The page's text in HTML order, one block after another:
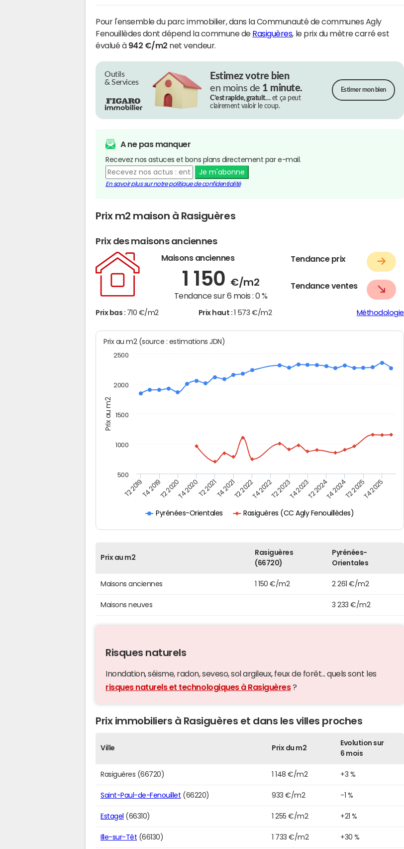
Pour l'ensemble du parc immobilier, dans la Communauté de communes Agly
Fenouillèdes dont dépend la commune de Rasiguères, le prix du mètre carré est
évalué à 942 €/m2 net vendeur.
Outils
& Services
Estimez votre bien
en moins de 1 minute.
C’est rapide, gratuit…et ça peut
clairement valoir le coup.
Estimer mon bien
A ne pas manquer
Recevez nos astuces et bons plans directement par e-mail.
Je m'abonne
En savoir plus sur notre politique de confidentialité
Prix m2 maison à Rasiguères
Prix des maisons anciennes
Maisons anciennes
1 150 €/m2
Tendance sur 6 mois :0 %
Tendance prix
Tendance ventes
Prix bas : 710 €/m2 Prix haut : 1 573 €/m2 Méthodologie
Prix au m2
Prix au m2 (source : estimations JDN)
Pyrénées-Orientales Rasiguères (CC Agly Fenouillèdes)
T2 2019T4 2019T2 2020T4 2020T2 2021T4 2021T2 2022T4 2022T2 2023T4 2023T2 2024T4 2024T2 2025T4 2025
500
1000
1500
2000
2500
Prix au m2
Rasiguères
(66720)
Pyrénées-
Orientales
Maisons anciennes 1 150 €/m2 2 261 €/m2
Maisons neuves 3 233 €/m2
Risques naturels
Inondation, séisme, radon, seveso, sol argileux, feux de forêt... quels sont les
risques naturels et technologiques à Rasiguères?
Prix immobiliers à Rasiguères et dans les villes proches
Ville Prix du m2
Evolution sur
6 mois
Rasiguères (66720) 1 148 €/m2 +3 %
Saint-Paul-de-Fenouillet (66220) 933 €/m2 -1 %
Estagel (66310) 1 255 €/m2 +21 %
Ille-sur-Têt (66130) 1 733 €/m2 +30 %